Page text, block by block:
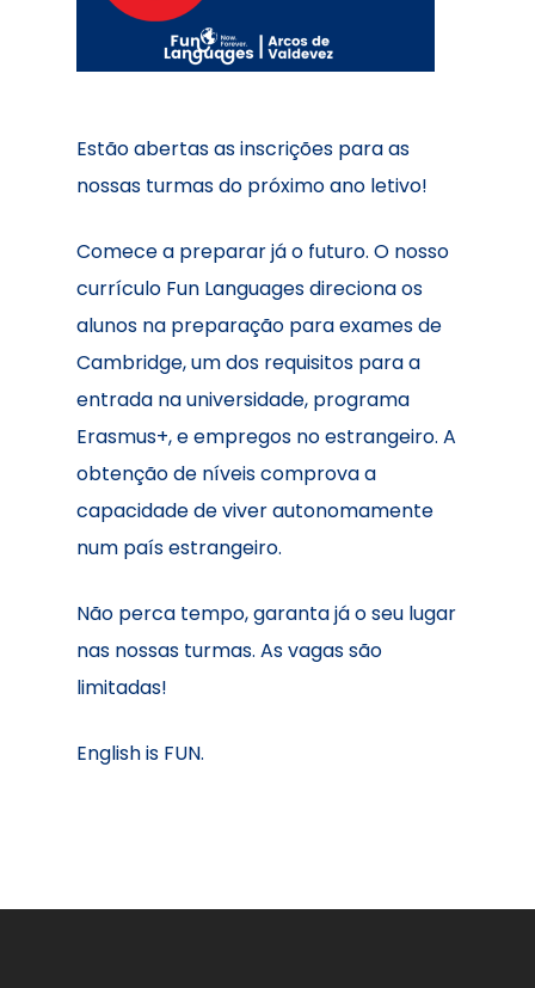
Estão abertas as inscrições para as
nossas turmas do próximo ano letivo!
Comece a preparar já o futuro. O nosso
currículo Fun Languages direciona os
alunos na preparação para exames de
Cambridge, um dos requisitos para a
entrada na universidade, programa
Erasmus+, e empregos no estrangeiro. A
obtenção de níveis comprova a
capacidade de viver autonomamente
num país estrangeiro.
Não perca tempo, garanta já o seu lugar
nas nossas turmas. As vagas são
limitadas!
English is FUN.
Início